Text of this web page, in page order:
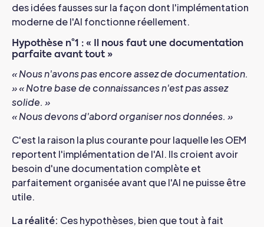
des idées fausses sur la façon dont l'implémentation
moderne de l'AI fonctionne réellement.
Hypothèse n°1 : « Il nous faut une documentation
parfaite avant tout »
« Nous n'avons pas encore assez de documentation.
»« Notre base de connaissances n'est pas assez
solide. »
« Nous devons d'abord organiser nos données. »
C'est la raison la plus courante pour laquelle les OEM
reportent l'implémentation de l'AI. Ils croient avoir
besoin d'une documentation complète et
parfaitement organisée avant que l'AI ne puisse être
utile.
La réalité: Ces hypothèses, bien que tout à fait